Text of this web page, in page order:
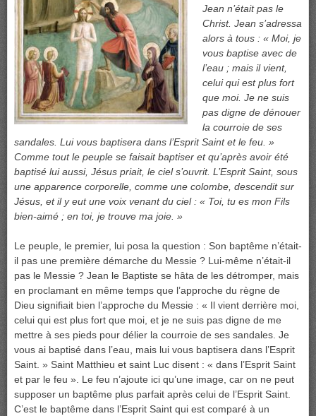
Jean n’était pas le
Christ. Jean s’adressa
alors à tous : « Moi, je
vous baptise avec de
l’eau ; mais il vient,
celui qui est plus fort
que moi. Je ne suis
pas digne de dénouer
la courroie de ses
sandales. Lui vous baptisera dans l’Esprit Saint et le feu. »
Comme tout le peuple se faisait baptiser et qu’après avoir été
baptisé lui aussi, Jésus priait, le ciel s’ouvrit. L’Esprit Saint, sous
une apparence corporelle, comme une colombe, descendit sur
Jésus, et il y eut une voix venant du ciel : « Toi, tu es mon Fils
bien-aimé ; en toi, je trouve ma joie. »
Le peuple, le premier, lui posa la question : Son baptême n’était-
il pas une première démarche du Messie ? Lui-même n’était-il
pas le Messie ? Jean le Baptiste se hâta de les détromper, mais
en proclamant en même temps que l’approche du règne de
Dieu signifiait bien l’approche du Messie : « Il vient derrière moi,
celui qui est plus fort que moi, et je ne suis pas digne de me
mettre à ses pieds pour délier la courroie de ses sandales. Je
vous ai baptisé dans l’eau, mais lui vous baptisera dans l’Esprit
Saint. » Saint Matthieu et saint Luc disent : « dans l’Esprit Saint
et par le feu ». Le feu n’ajoute ici qu’une image, car on ne peut
supposer un baptême plus parfait après celui de l’Esprit Saint.
C’est le baptême dans l’Esprit Saint qui est comparé à un